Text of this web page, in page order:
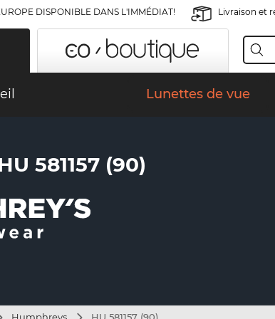
DISPONIBLE DANS L'IMMÉDIAT! Livraison et
Lunettes de vue
581157 (90)